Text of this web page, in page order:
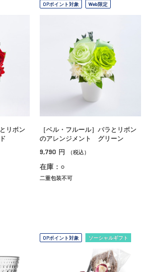
リボン
OPポイント対象 Web限定
［ベル・フルール］バラとリボン
のアレンジメント グリーン
9,790 円 （税込）
在庫：○
二重包装不可
OPポイント対象 ソーシャルギフト